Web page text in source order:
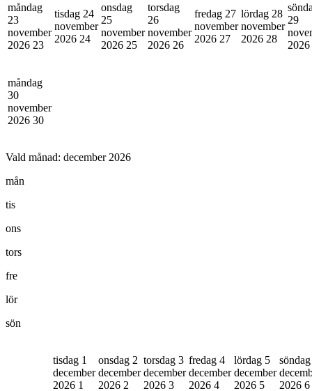
måndag
23
november
2026 23
tisdag 24
november
2026 24
onsdag
25
november
2026 25
torsdag
26
november
2026 26
fredag 27
november
2026 27
lördag 28
november
2026 28
29
2026
måndag
30
november
2026 30
Vald månad: december 2026
mån
tis
ons
tors
fre
lör
sön
tisdag 1
december
2026 1
onsdag 2
december
2026 2
torsdag 3
december
2026 3
fredag 4
december
2026 4
lördag 5
december
2026 5
2026 6